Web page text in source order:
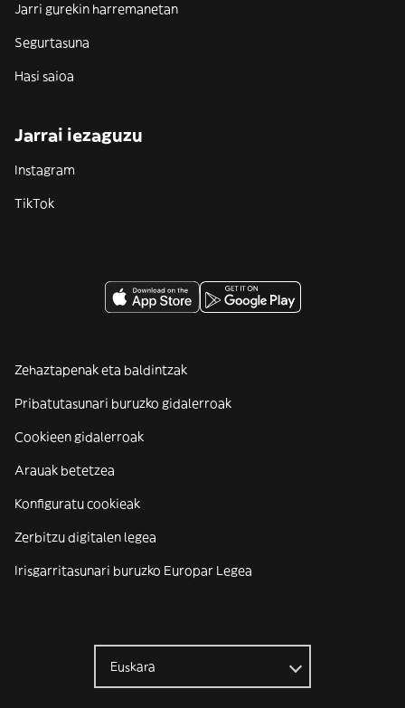
Jarri gurekin harremanetan
Segurtasuna
Hasi saioa
Jarrai iezaguzu
Instagram
TikTok
Zehaztapenak eta baldintzak
Pribatutasunari buruzko gidalerroak
Cookieen gidalerroak
Arauak betetzea
Konfiguratu cookieak
Zerbitzu digitalen legea
Irisgarritasunari buruzko Europar Legea